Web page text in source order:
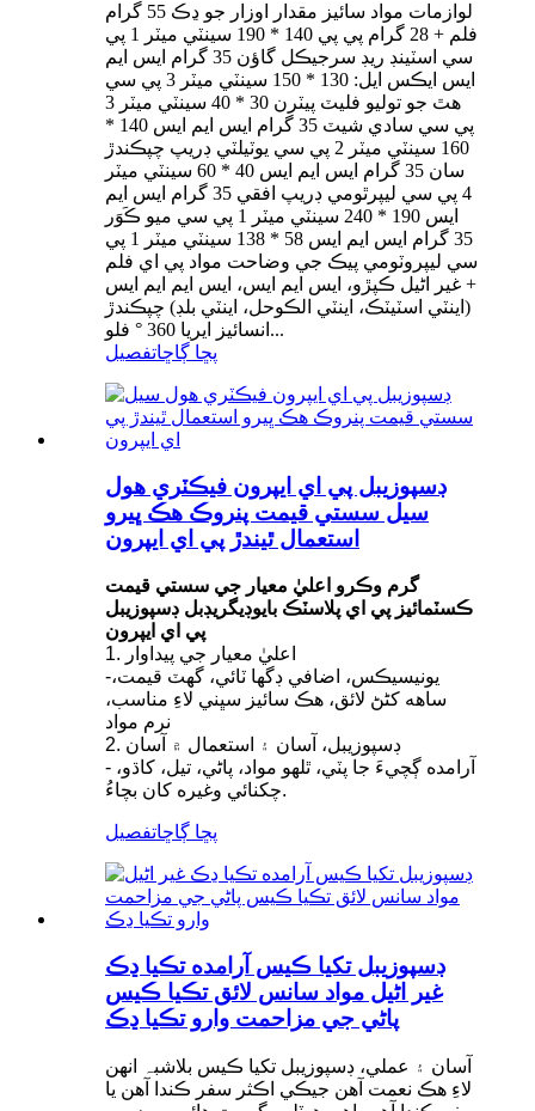
لوازمات مواد سائيز مقدار اوزار جو ڍڪ 55 گرام
فلم + 28 گرام پي پي 140 * 190 سينٽي ميٽر 1 پي
سي اسٽينڊ ريڊ سرجيڪل گاؤن 35 گرام ايس ايم
ايس ايڪس ايل: 130 * 150 سينٽي ميٽر 3 پي سي
هٿ جو توليو فليٽ پيٽرن 30 * 40 سينٽي ميٽر 3
پي سي سادي شيٽ 35 گرام ايس ايم ايس 140 *
160 سينٽي ميٽر 2 پي سي يوٽيلٽي ڊريپ چپڪندڙ
سان 35 گرام ايس ايم ايس 40 * 60 سينٽي ميٽر
4 پي سي ليپرٿومي ڊريپ افقي 35 گرام ايس ايم
ايس 190 * 240 سينٽي ميٽر 1 پي سي ميو ڪَوَر
35 گرام ايس ايم ايس 58 * 138 سينٽي ميٽر 1 پي
سي ليپروٽومي پيڪ جي وضاحت مواد پي اي فلم
+ غير اڻيل ڪپڙو، ايس ايم ايس، ايس ايم ايم ايس
(اينٽي اسٽيٽڪ، اينٽي الڪوحل، اينٽي بلڊ) چپڪندڙ
انسائيز ايريا 360 ° فلو...
پڇا ڳاڇاتفصيل
ڊسپوزيبل پي اي ايپرون فيڪٽري هول
سيل سستي قيمت پنروڪ هڪ ڀيرو
استعمال ٿيندڙ پي اي ايپرون
گرم وڪرو اعليٰ معيار جي سستي قيمت
ڪسٽمائيز پي اي پلاسٽڪ بايوڊيگريڊبل ڊسپوزيبل
پي اي ايپرون
1. اعليٰ معيار جي پيداوار
-يونيسيڪس، اضافي ڊگھا ٽائي، گهٽ قيمت،
ساهه کڻڻ لائق، هڪ سائيز سڀني لاءِ مناسب،
نرم مواد
2. ڊسپوزيبل، آسان ۽ استعمال ۾ آسان
- آرامده ڳچيءَ جا پٽي، ٿلهو مواد، پاڻي، تيل، کاڌو،
چکنائي وغيره کان بچاءُ.
پڇا ڳاڇاتفصيل
ڊسپوزيبل تکيا ڪيس آرامده تڪيا ڍڪ
غير اڻيل مواد سانس لائق تڪيا ڪيس
پاڻي جي مزاحمت وارو تڪيا ڍڪ
آسان ۽ عملي، ڊسپوزيبل تکيا ڪيس بلاشبہ انهن
لاءِ هڪ نعمت آهن جيڪي اڪثر سفر ڪندا آهن يا